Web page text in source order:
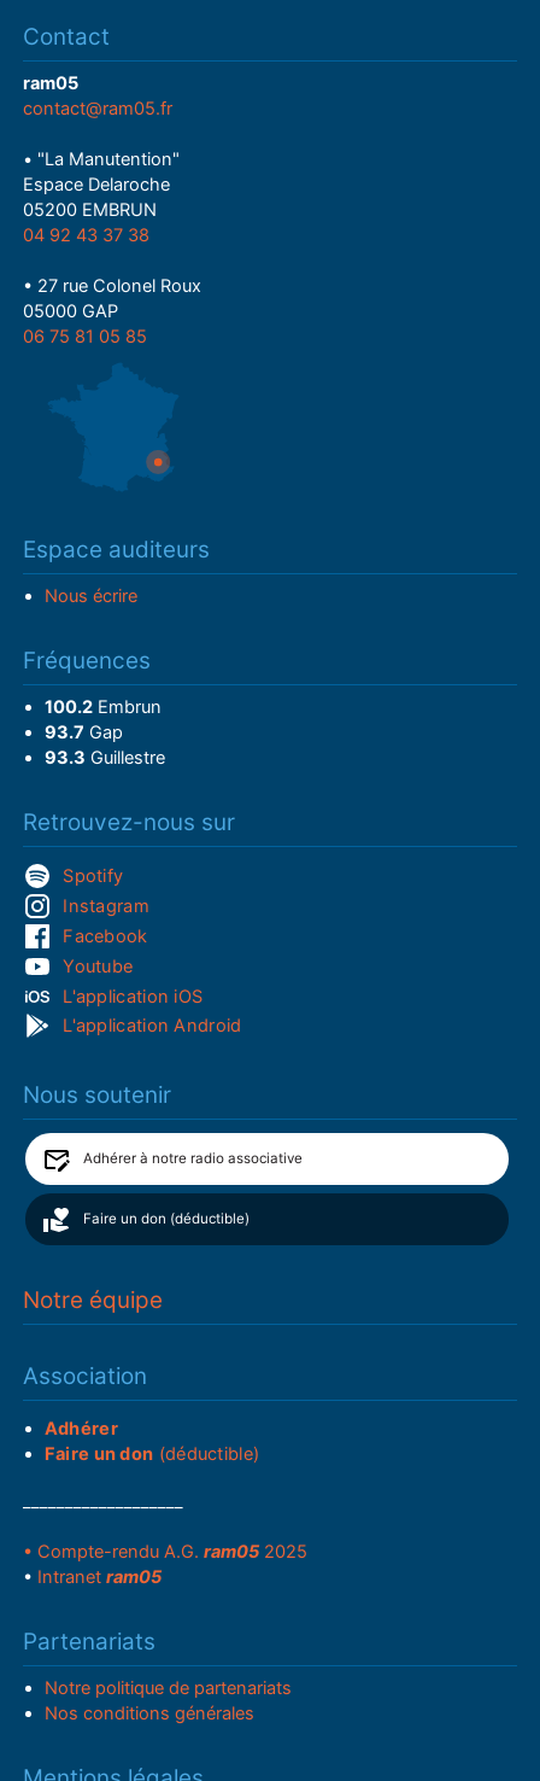
Contact
ram05
contact@ram05.fr
• "La Manutention"
Espace Delaroche
05200 EMBRUN
04 92 43 37 38
• 27 rue Colonel Roux
05000 GAP
06 75 81 05 85
Espace auditeurs
Nous écrire
Fréquences
100.2Embrun
93.7 Gap
93.3 Guillestre
Retrouvez-nous sur
Spotify
Instagram
Facebook
Youtube
L'application iOS
L'application Android
Nous soutenir
Adhérer à notre radio associative
Faire un don (déductible)
Notre équipe
Association
Adhérer
Faire un don (déductible)
• Compte-rendu A.G.ram05 2025
• Intranetram05
Partenariats
Notre politique de partenariats
Nos conditions générales